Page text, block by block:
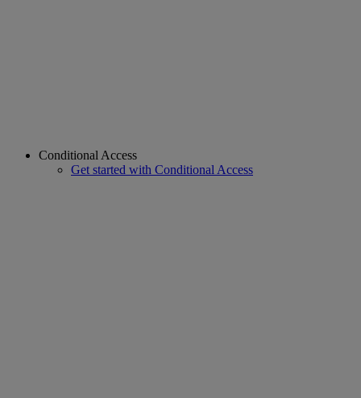
Conditional Access
Get started with Conditional Access